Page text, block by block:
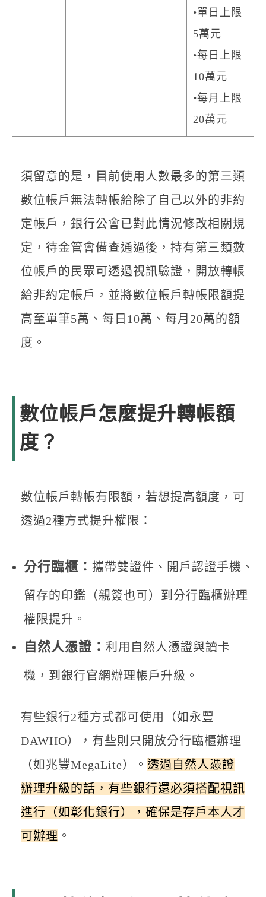
•單日上限
5萬元
•每日上限
10萬元
•每月上限
20萬元
須留意的是，目前使用人數最多的第三類
數位帳戶無法轉帳給除了自己以外的非約
定帳戶，銀行公會已對此情況修改相關規
定，待金管會備查通過後，持有第三類數
位帳戶的民眾可透過視訊驗證，開放轉帳
給非約定帳戶，並將數位帳戶轉帳限額提
高至單筆5萬、每日10萬、每月20萬的額
度。
數位帳戶怎麼提升轉帳額
度？
數位帳戶轉帳有限額，若想提高額度，可
透過2種方式提升權限：
分行臨櫃： 攜帶雙證件、開戶認證手機、
留存的印鑑（親簽也可）到分行臨櫃辦理
權限提升。
自然人憑證： 利用自然人憑證與讀卡
機，到銀行官網辦理帳戶升級。
有些銀行2種方式都可使用（如永豐
DAWHO），有些則只開放分行臨櫃辦理
（如兆豐MegaLite）。 透過自然人憑證
辦理升級的話，有些銀行還必須搭配視訊
進行（如彰化銀行），確保是存戶本人才
可辦理 。